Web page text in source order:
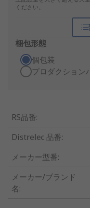
ください。
梱包形態
個包装
プロダクション
RS品番:
Distrelec 品番:
メーカー型番:
メーカー/ブランド
名: